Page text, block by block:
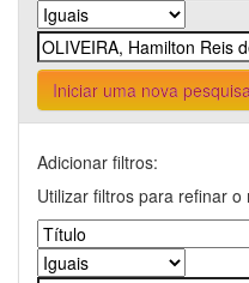
Iniciar uma nova
Adicionar filtros:
Utilizar filtros para refinar